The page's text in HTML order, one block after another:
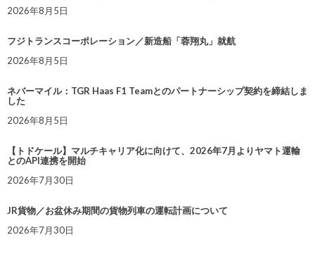
2026年8月5日
フジトランスコーポレーション／新造船「蓉翔丸」就航
2026年8月5日
ネバーマイル：TGR Haas F1 Teamとのパートナーシップ契約を締結しま
した
2026年8月5日
【トドケール】マルチキャリア化に向けて、2026年7月よりヤマト運輸
とのAPI連携を開始
2026年7月30日
JR貨物／お盆休み期間の貨物列車の運転計画について
2026年7月30日